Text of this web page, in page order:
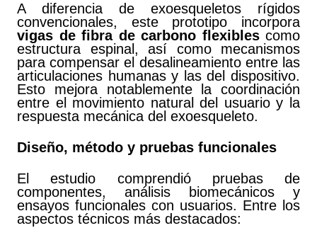
A diferencia de exoesqueletos rígidos
convencionales, este prototipo incorpora
vigas de fibra de carbono flexiblescomo
estructura espinal, así como mecanismos
para compensar el desalineamiento entre las
articulaciones humanas y las del dispositivo.
Esto mejora notablemente la coordinación
entre el movimiento natural del usuario y la
respuesta mecánica del exoesqueleto.
Diseño, método y pruebas funcionales
El estudio comprendió pruebas de
componentes, análisis biomecánicos y
ensayos funcionales con usuarios. Entre los
aspectos técnicos más destacados: